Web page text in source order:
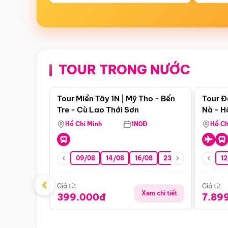
TOUR TRONG NƯỚC
Điểm nổi bật
Tour Miền Tây 1N | Mỹ Tho - Bến
Tre - Cù Lao Thới Sơn
Hồ Chí Minh 1N0Đ
09/08 14/08 16/08 23/08 30/08
Giá từ:
399.000đ Xem chi tiết
Tour
Nà -
Nha
Hồ
Giá từ:
‹